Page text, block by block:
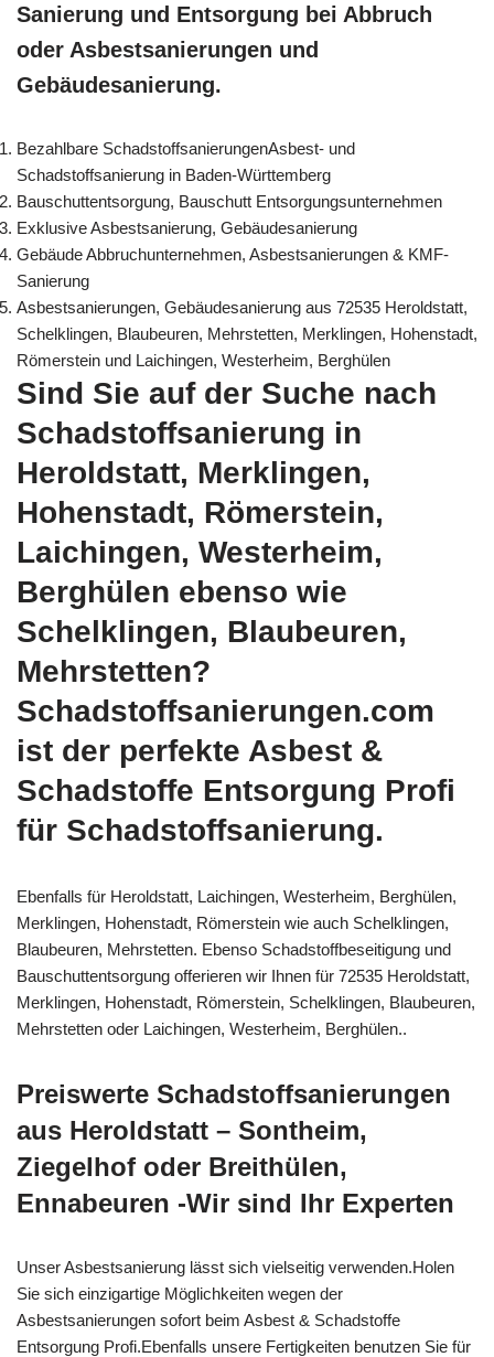
Sanierung und Entsorgung bei Abbruch
oder Asbestsanierungen und
Gebäudesanierung.
Bezahlbare SchadstoffsanierungenAsbest- und
Schadstoffsanierung in Baden-Württemberg
Bauschuttentsorgung, Bauschutt Entsorgungsunternehmen
Exklusive Asbestsanierung, Gebäudesanierung
Gebäude Abbruchunternehmen, Asbestsanierungen & KMF-
Sanierung
Asbestsanierungen, Gebäudesanierung aus 72535 Heroldstatt,
Schelklingen, Blaubeuren, Mehrstetten, Merklingen, Hohenstadt,
Römerstein und Laichingen, Westerheim, Berghülen
Sind Sie auf der Suche nach
Schadstoffsanierung in
Heroldstatt, Merklingen,
Hohenstadt, Römerstein,
Laichingen, Westerheim,
Berghülen ebenso wie
Schelklingen, Blaubeuren,
Mehrstetten?
Schadstoffsanierungen.com
ist der perfekte Asbest &
Schadstoffe Entsorgung Profi
für Schadstoffsanierung.
Ebenfalls für Heroldstatt, Laichingen, Westerheim, Berghülen,
Merklingen, Hohenstadt, Römerstein wie auch Schelklingen,
Blaubeuren, Mehrstetten. Ebenso Schadstoffbeseitigung und
Bauschuttentsorgung offerieren wir Ihnen für 72535 Heroldstatt,
Merklingen, Hohenstadt, Römerstein, Schelklingen, Blaubeuren,
Mehrstetten oder Laichingen, Westerheim, Berghülen..
Preiswerte Schadstoffsanierungen
aus Heroldstatt – Sontheim,
Ziegelhof oder Breithülen,
Ennabeuren -Wir sind Ihr Experten
Unser Asbestsanierung lässt sich vielseitig verwenden.Holen
Sie sich einzigartige Möglichkeiten wegen der
Asbestsanierungen sofort beim Asbest & Schadstoffe
Entsorgung Profi.Ebenfalls unsere Fertigkeiten benutzen Sie für